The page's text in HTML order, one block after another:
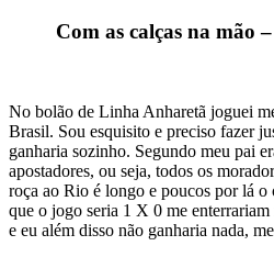
Com as calças na mão
No bolão de Linha Anharetã joguei
Brasil. Sou esquisito e preciso fazer
ganharia sozinho. Segundo meu pai
apostadores, ou seja, todos os
roça ao Rio é longo e poucos por lá o
que o jogo seria 1 X 0 me
e eu além disso não ganharia nada,